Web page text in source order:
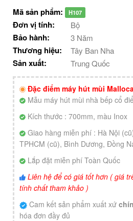
Mã sản phẩm:
H107
Đơn vị tính: Bộ
Bảo hành: 3 Năm
Thương hiệu: Tây Ban Nha
Sản xuất: Trung Quốc
Đặc điểm máy hút mùi
Mẫu máy hút mùi nhà bếp cổ
Kích thước : 700mm, màu Inox
Giao hàng miễn phí : Hà Nội
TPHCM (cũ), Bình Dương, Đồng
Lắp đặt miễn phí Toàn Quốc
Liên hệ để có giá tốt hơn ( giá
tính chất tham khảo )
Cam kết sản phẩm xuất xứ
hóa đơn đầy đủ